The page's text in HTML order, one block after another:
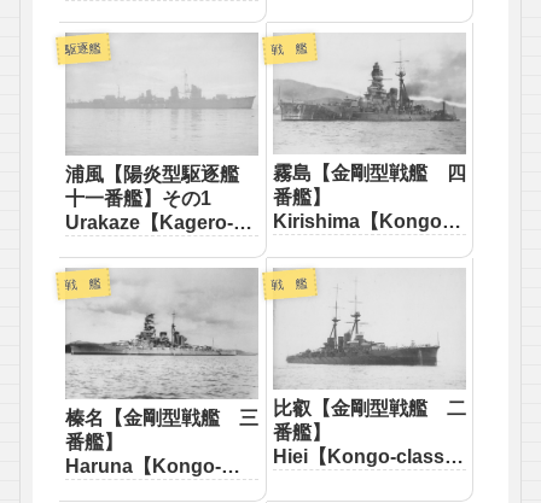
駆逐艦
浦風【陽炎型駆逐艦
十一番艦】その1
Urakaze【Kagero-
戦 艦
霧島【金剛型戦艦 四
番艦】
Kirishima【Kongo-
Fourth】
戦 艦
榛名【金剛型戦艦 三
番艦】
Haruna【Kongo-
戦 艦
比叡【金剛型戦艦 二
番艦】
Hiei【Kongo-class